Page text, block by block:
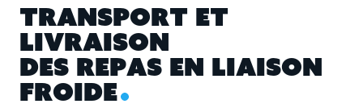
RÉFÉRENCES
CONTACT
TRANSPORT ET
LIVRAISON
DES REPAS EN LIAISON
FROIDE